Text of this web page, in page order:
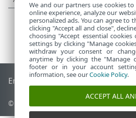
End of Life Base de conhecimento
© 1992 - 2025 ESET, spol. s r.o. - Todos
We and our partners use cookies
online experience, analyze our
personalized ads. You can agree to
clicking "Accept all and close",
choosing "Accept essential
settings by clicking "Manage
withdraw your consent or
anytime by clicking the "Manage
footer or in your account
information, see ourCookie Policy.
ACCEPT ALL